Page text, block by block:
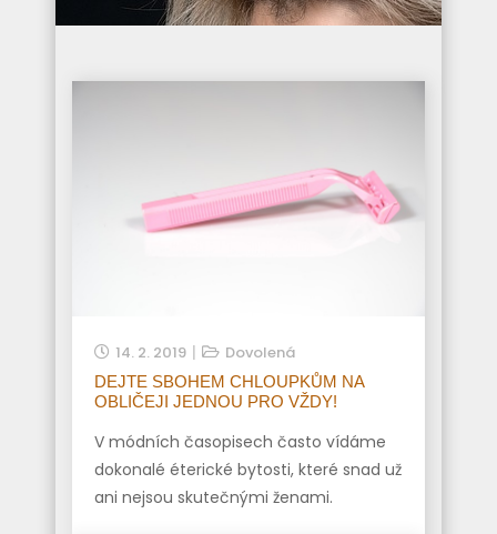
14. 2. 2019 Dovolená
DEJTE SBOHEM CHLOUPKŮM NA
OBLIČEJI JEDNOU PRO VŽDY!
V módních časopisech často vídáme
dokonalé éterické bytosti, které snad už
ani nejsou skutečnými ženami.